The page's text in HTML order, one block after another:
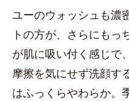
ユーのウォッシュも濃
トの方が、さらにもっ
が肌に吸い付く感じで
摩擦を気にせず洗顔す
はふっくらやわらか。